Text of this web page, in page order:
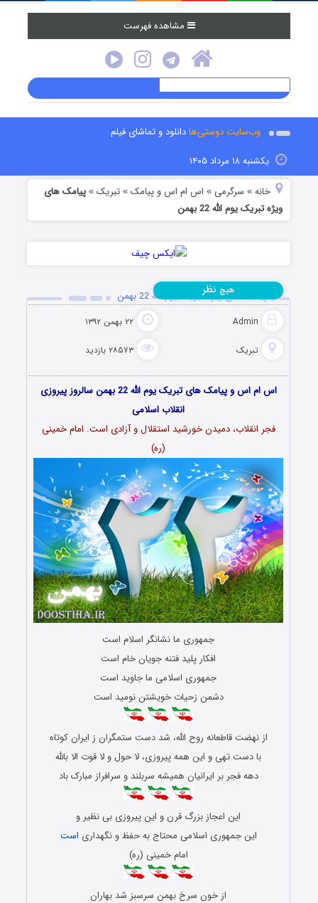
مشاهده فهرست
وب‌سایت دوستی‌هادانلود و تماشای فیلم
یکشنبه ۱۸ مرداد ۱۴۰۵
خانه » سرگرمی » اس ام اس و پیامک »تبریک »پیامک های
ویژه تبریک یوم الله 22 بهمن
پیامک های ویژه تبریک یوم الله 22 بهمن
Admin ۲۲ بهمن ۱۳۹۲
تبریک ۲۸۵۷۳ بازدید
هیچ نظر
اس ام اس و پیامک های تبریک یوم الله 22 بهمن سالروز پیروزی
انقلاب اسلامی
فجر انقلاب، دمیدن خورشید استقلال و آزادی است. امام خمینی
(ره)
جمهوری ما نشانگر اسلام است
افکار پلید فتنه ‏جویان خام است
جمهوری اسلامی ما جاوید است
دشمن زحیات خویشتن نومید است
از نهضت قاطعانه روح الله، شد دست ستمگران ز ایران کوتاه
با دست تهی و این همه پیروزی، لا حول و لا قوت الا بالله
دهه فجر بر ایرانیان همیشه سربلند و سرافراز مبارک باد
این اعجاز بزرگ قرن و این پیروزی بی نظیر و
این جمهوری اسلامی محتاج به حفظ و نگهداری است
امام خمینی (ره)
از خون سرخ بهمن سرسبز شد بهاران